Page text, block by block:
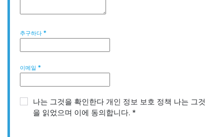
추구하다 *
이메일 *
나는 그것을 확인한다 개인 정보 보호 정책 나는 그것
을 읽었으며 이에 동의합니다. *